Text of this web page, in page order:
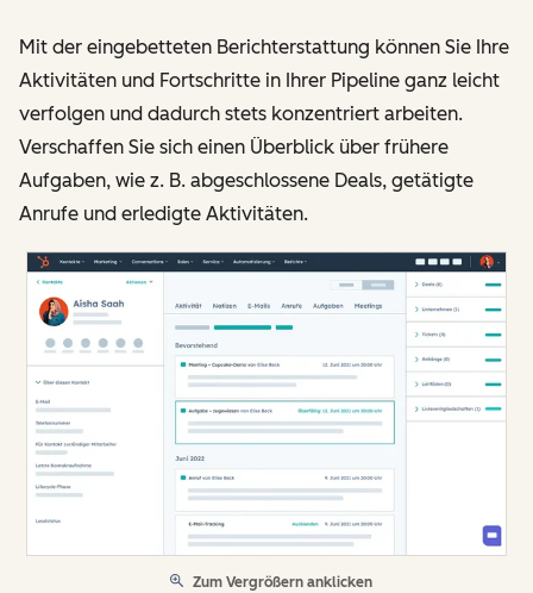
Mit der eingebetteten Berichterstattung können Sie Ihre
Aktivitäten und Fortschritte in Ihrer Pipeline ganz leicht
verfolgen und dadurch stets konzentriert arbeiten.
Verschaffen Sie sich einen Überblick über frühere
Aufgaben, wie z. B. abgeschlossene Deals, getätigte
Anrufe und erledigte Aktivitäten.
Zum Vergrößern anklicken